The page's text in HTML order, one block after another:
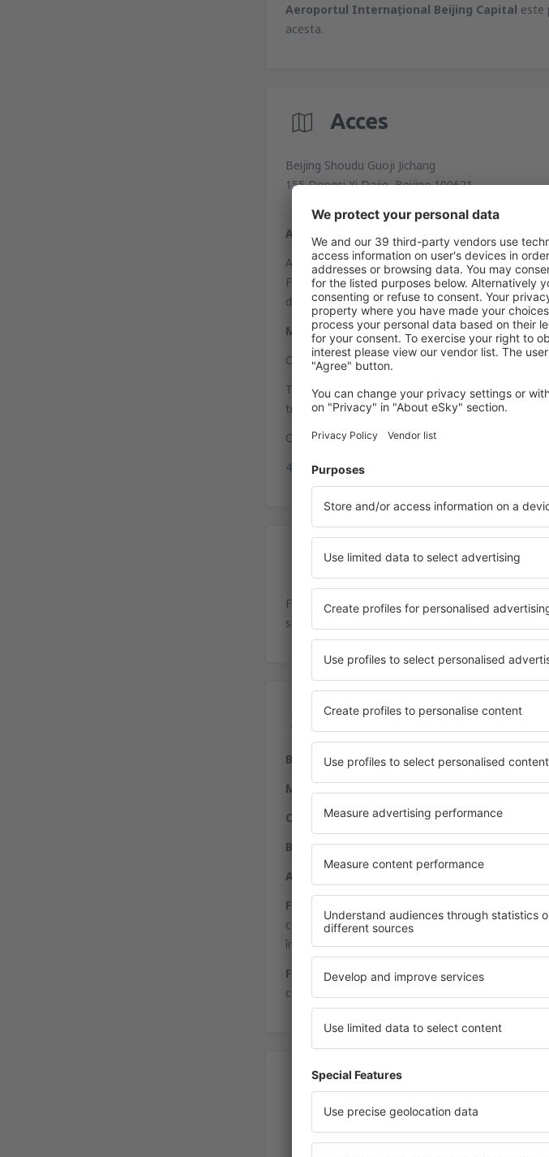
Aeroportul Internaţional Beijing Capital este
acesta.
Acces
Beijing Shoudu Guoji Jichang
155 Dongsi Xi Dajie, Beijing 100621
Autobuz
Autobuzul ce efecturază transferul de la
Fangzhuang, Staţia de tren Beijing şi
distanţă Oraşul Interzis. Autobuzul opreşte de
Metrou
O nouă linie de metrou ce leagă aeroportul de
Taxiuri cu contorizare sunt disponibile pe
trafic. Pasagerii sunt sfătuiţi să aibă scrisă în
Coordonate GPS pentru sistemele auto de
40°4'43"N, 116°35'15"E
Parcare
Facilităţi extinse pentru parcare sunt oferite într-
spaţiu liber, dar în general este recomandat să
Servicii
Bani şi telecomunicaţii: Facilităţile includ
Mâncare şi băuturi:Există cafenele şi
Cumpărături: Diverse magazine în aeroport,
Bagaje: Facilităţi pentru lăsarea bagajelor găsiţi
Alte facilităţi:
Există un centru medical deschis
Facilităţi conferinţe şi de afaceri:
Aeroportul
computer, care sunt totodată disponibile în
întâlnirile de afaceri, precum Hotelul Airport
Facilităţi pentru persoanele cu dizabilităţi:
cu dizabilităţi psihice.
Închiriere mașini